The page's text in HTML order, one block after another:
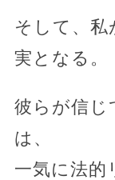
そして、私
実となる。
彼らが信じ
は、
一気に法的